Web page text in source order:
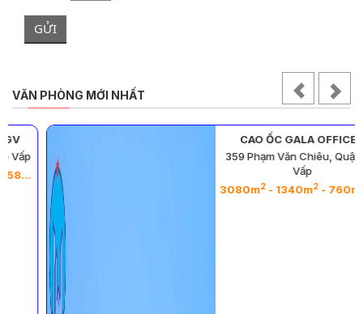
GỬI
VĂN PHÒNG MỚI NHẤT
2
CAO ỐC GALA OFFICES
359 Phạm Văn Chiêu, Quận Gò
3080m2- 1340m2- 760m 2- 652m